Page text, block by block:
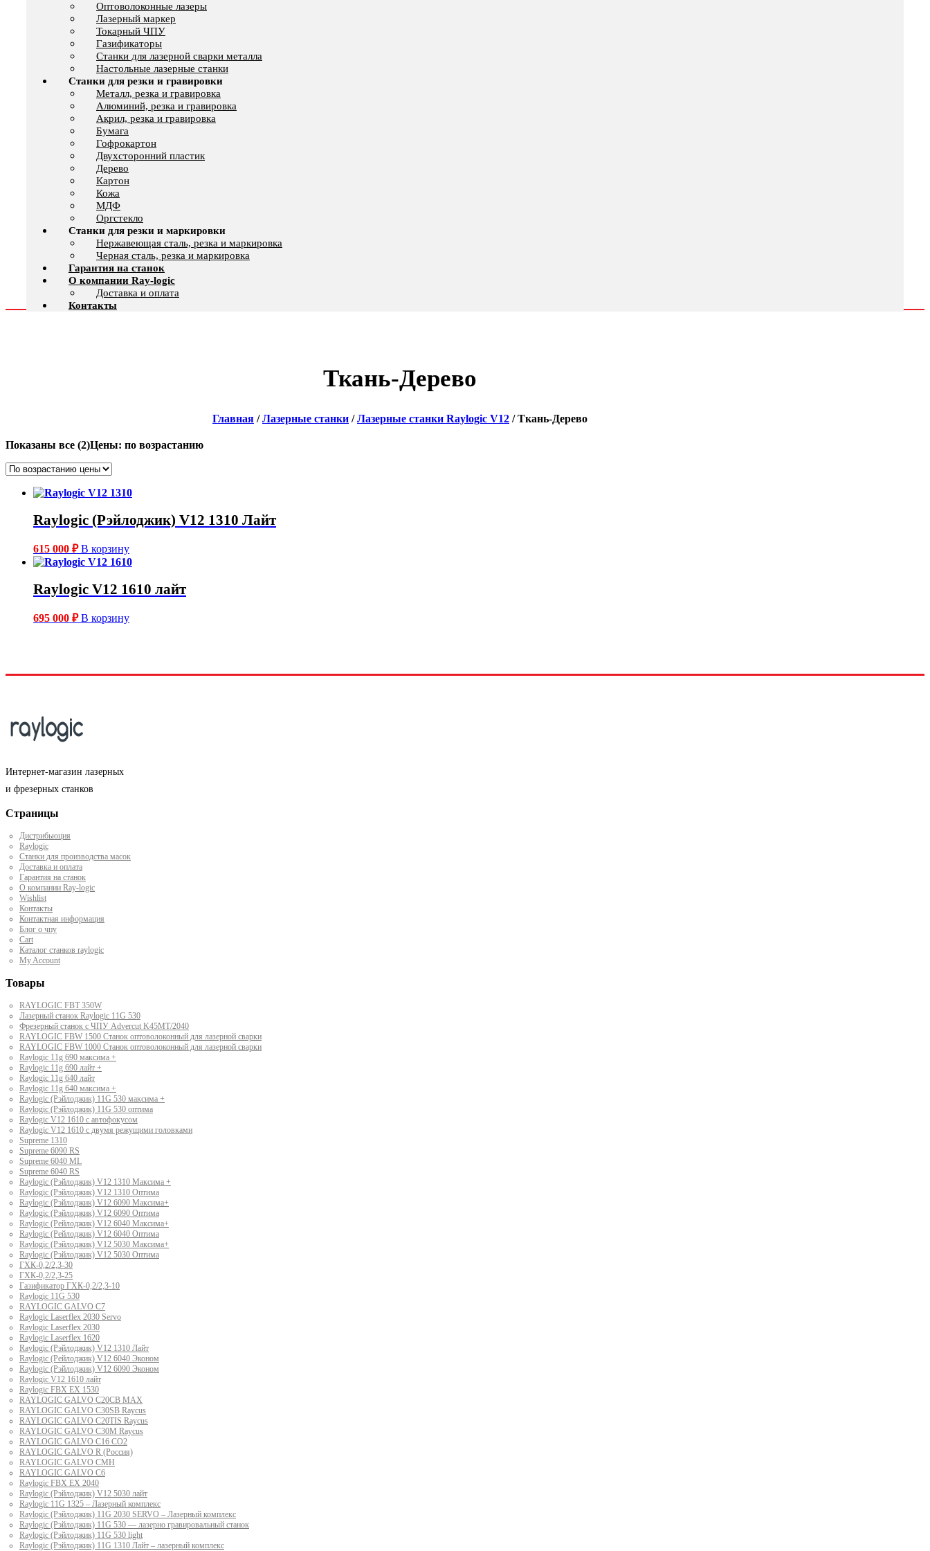
Оптоволоконные лазеры
Лазерный маркер
Токарный ЧПУ
Газификаторы
Cтанки для лазерной сварки металла
Настольные лазерные станки
Станки для резки и гравировки
Металл, резка и гравировка
Алюминий, резка и гравировка
Акрил, резка и гравировка
Бумага
Гофрокартон
Двухсторонний пластик
Дерево
Картон
Кожа
МДФ
Оргстекло
Станки для резки и маркировки
Нержавеющая сталь, резка и маркировка
Черная сталь, резка и маркировка
Гарантия на станок
О компании Ray-logic
Доставка и оплата
Контакты
Ткань-Дерево
Главная /Лазерные станки /Лазерные станки Raylogic V12 / Ткань-Дерево
Показаны все (2)Цены: по возрастанию
Raylogic (Рэйлоджик) V12 1310 Лайт
615 000 ₽ В корзину
Raylogic V12 1610 лайт
695 000 ₽ В корзину
Интернет-магазин лазерных
и фрезерных станков
Страницы
Дистрибьюция
Raylogic
Станки для производства масок
Доставка и оплата
Гарантия на станок
О компании Ray-logic
Wishlist
Контакты
Контактная информация
Блог о чпу
Cart
Каталог станков raylogic
My Account
Товары
RAYLOGIC FBT 350W
Лазерный станок Raylogic 11G 530
Фрезерный станок с ЧПУ Advercut K45MT/2040
RAYLOGIC FBW 1500 Станок оптоволоконный для лазерной сварки
RAYLOGIC FBW 1000 Станок оптоволоконный для лазерной сварки
Raylogic 11g 690 максима +
Raylogic 11g 690 лайт +
Raylogic 11g 640 лайт
Raylogic 11g 640 максима +
Raylogic (Рэйлоджик) 11G 530 максима +
Raylogic (Рэйлоджик) 11G 530 оптима
Raylogic V12 1610 с автофокусом
Raylogic V12 1610 с двумя режущими головками
Supreme 1310
Supreme 6090 RS
Supreme 6040 ML
Supreme 6040 RS
Raylogic (Рэйлоджик) V12 1310 Максима +
Raylogic (Рэйлоджик) V12 1310 Оптима
Raylogic (Рэйлоджик) V12 6090 Максима+
Raylogic (Рэйлоджик) V12 6090 Оптима
Raylogic (Рейлоджик) V12 6040 Максима+
Raylogic (Рейлоджик) V12 6040 Оптима
Raylogic (Рэйлоджик) V12 5030 Максима+
Raylogic (Рэйлоджик) V12 5030 Оптима
ГХК-0,2/2,3-30
ГХК-0,2/2,3-25
Газификатор ГХК-0,2/2,3-10
Raylogic 11G 530
RAYLOGIC GALVO С7
Raylogic Laserflex 2030 Servo
Raylogic Laserflex 2030
Raylogic Laserflex 1620
Raylogic (Рэйлоджик) V12 1310 Лайт
Raylogic (Рейлоджик) V12 6040 Эконом
Raylogic (Рэйлоджик) V12 6090 Эконом
Raylogic V12 1610 лайт
Raylogic FBX EX 1530
RAYLOGIC GALVO С20CB MAX
RAYLOGIC GALVO С30SB Raycus
RAYLOGIC GALVO C20TIS Raycus
RAYLOGIC GALVO С30M Raycus
RAYLOGIC GALVO С16 CO2
RAYLOGIC GALVO R (Россия)
RAYLOGIC GALVO CMH
RAYLOGIC GALVO С6
Raylogic FBX EX 2040
Raylogic (Рэйлоджик) V12 5030 лайт
Raylogic 11G 1325 – Лазерный комплекс
Raylogic (Рэйлоджик) 11G 2030 SERVO – Лазерный комплекс
Raylogic (Рэйлоджик) 11G 530 — лазерно гравировальный станок
Raylogic (Рэйлоджик) 11G 530 light
Raylogic (Рэйлоджик) 11G 1310 Лайт – лазерный комплекс